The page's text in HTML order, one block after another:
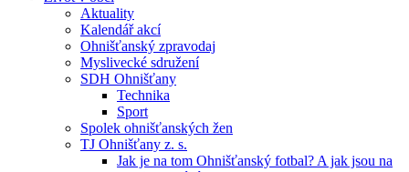
Aktuality
Kalendář akcí
Ohnišťanský zpravodaj
Myslivecké sdružení
SDH Ohnišťany
Technika
Sport
Spolek ohnišťanských žen
TJ Ohnišťany z. s.
Jak je na tom Ohnišťanský fotbal? A jak jsou na